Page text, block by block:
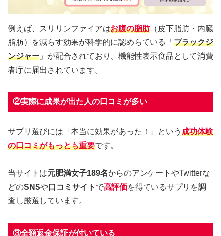
例えば、スリリンファイアはお腹の脂肪（皮下脂肪・内臓
脂肪）を減らす効果が科学的に認めらている「 ブラックジ
ンジャー 」が配合されており、機能性表示食品として消費
者庁に届出されています。
②実際に成果が出た人の口コミが多い
サプリ選びには「本当に効果があった！」という 成功体験
の口コミがもっとも重要です。
当サイトは元肥満女子189名からのアンケートやTwitterな
どのSNSや口コミサイト で高評価を得ているサプリを調
査し厳選しています。
③全額返金保証が付いている